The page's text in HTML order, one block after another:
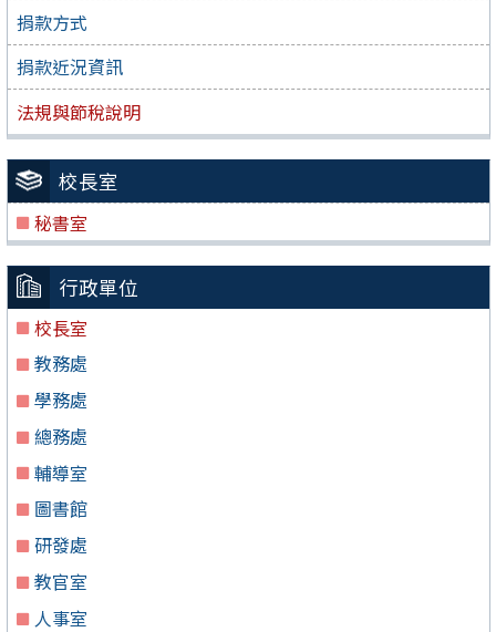
捐款方式
捐款近況資訊
法規與節稅說明
校長室
秘書室
行政單位
校長室
教務處
學務處
總務處
輔導室
圖書館
研發處
教官室
人事室